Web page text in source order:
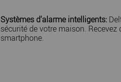
Systèmes d'alarme intelligents:
sécurité de votre maison.
smartphone.